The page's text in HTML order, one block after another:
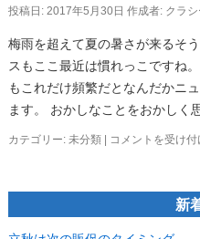
投稿日: 2017年5月30日 作成者: クラ
梅雨を超えて夏の暑さが来るそ
スもここ最近は慣れっこですね
もこれだけ頻繁だとなんだかニ
ます。 おかしなことをおかしく
カテゴリー: 未分類 | 慣
メ！！
コメントを受け
新